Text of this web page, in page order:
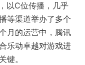
以C位传播，几乎
等渠道举办了多个
月的运营中，腾讯
乐动卓越对游戏进
键。